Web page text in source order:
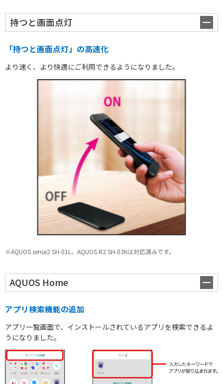
スペシャル
スマホ活用術
持つと画面点灯
「持つと画面点灯」の高速化
より速く、より快適にご利用できるようになりました。
※AQUOS sense2 SH-01L、AQUOS R2 SH-03Kは対応済みです。
AQUOS Home
アプリ検索機能の追加
アプリ一覧画面で、インストールされているアプリを検索できるよ
うになりました。